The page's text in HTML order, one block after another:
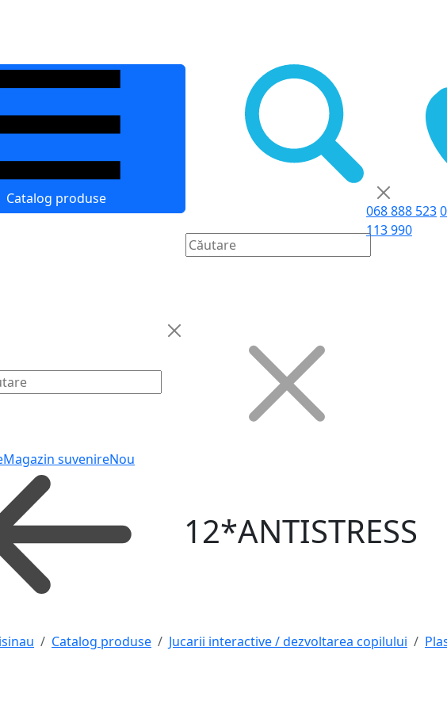
Catalog produse
068 888 523
113 990
Magazin suvenireNou
12*ANTISTRESS
Catalog produse Jucarii interactive / dezvoltarea copilului